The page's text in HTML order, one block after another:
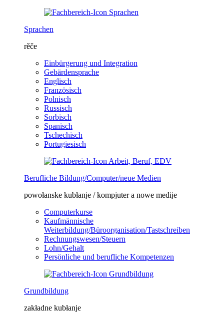
Sprachen
rěče
Einbürgerung und Integration
Gebärdensprache
Englisch
Französisch
Polnisch
Russisch
Sorbisch
Spanisch
Tschechisch
Portugiesisch
Berufliche Bildung/Computer/neue Medien
powołanske kubłanje / kompjuter a nowe medije
Computerkurse
Kaufmännische
Weiterbildung/Büroorganisation/Tastschreiben
Rechnungswesen/Steuern
Lohn/Gehalt
Persönliche und berufliche Kompetenzen
Grundbildung
zakładne kubłanje